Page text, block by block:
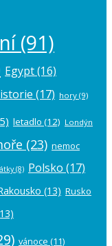
(91)
Egypt(16)
(17) hory (9)
letadlo (12) Londýn
(23) nemoc
(8) Polsko (17)
(13) Rusko
vánoce (11)